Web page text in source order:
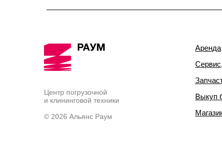
Центр погрузочной
и клининговой техники
© 2026 Альянс Раум
Аренда
Выкуп